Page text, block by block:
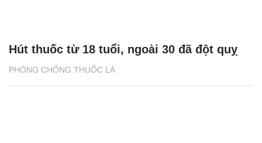
PHÒNG CHỐNG THUỐC LÁ
Hút thuốc từ 18 tuổi, ngoài 30 đã đột quỵ